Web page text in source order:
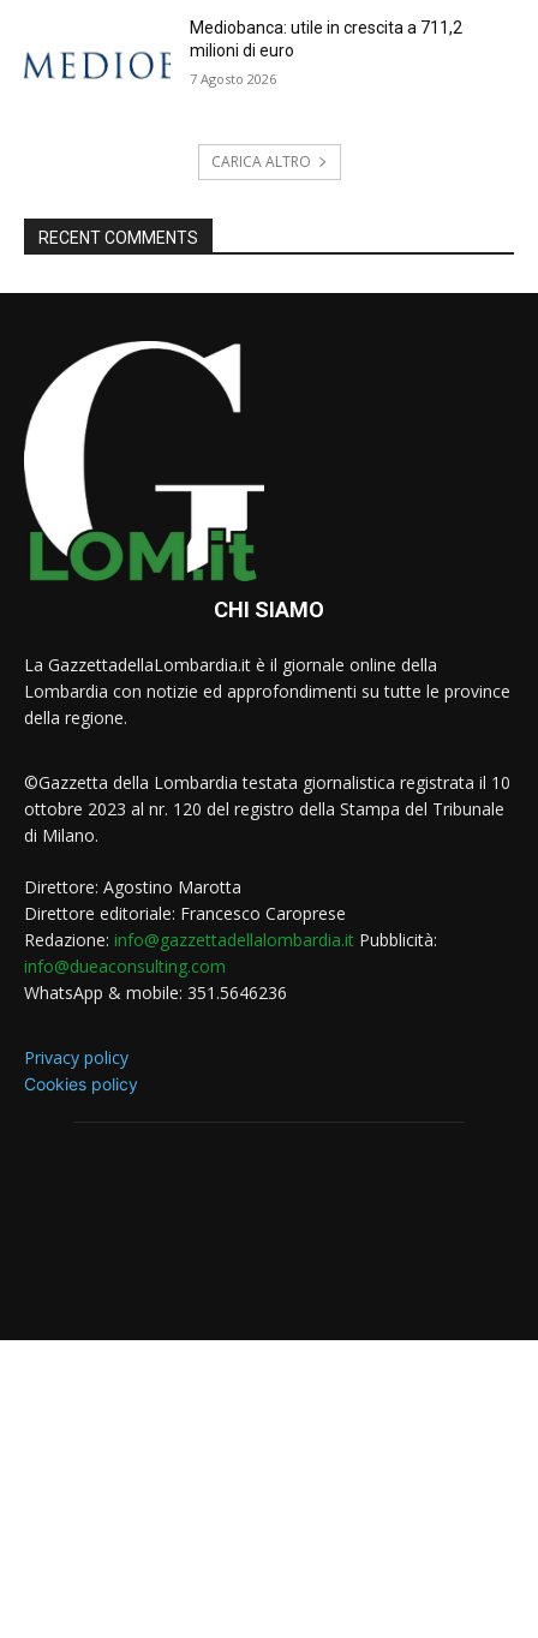
Mediobanca: utile in crescita a 711,2
milioni di euro
7 Agosto 2026
CARICA ALTRO
RECENT COMMENTS
CHI SIAMO
La GazzettadellaLombardia.it è il giornale online della
Lombardia con notizie ed approfondimenti su tutte le province
della regione.
©Gazzetta della Lombardia testata giornalistica registrata il 10
ottobre 2023 al nr. 120 del registro della Stampa del Tribunale
di Milano.
Direttore: Agostino Marotta
Direttore editoriale: Francesco Caroprese
Redazione: info@gazzettadellalombardia.it Pubblicità:
info@dueaconsulting.com
WhatsApp & mobile: 351.5646236
Privacy policy
Cookies policy